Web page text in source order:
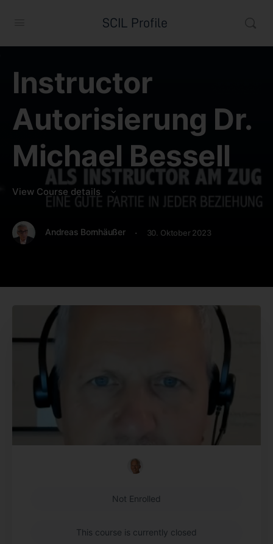
SCIL Profile
Instructor
Autorisierung Dr.
Michael Bessell
View Course details
Andreas Bornhäußer · 30. Oktober 2023
Not Enrolled
This course is currently closed